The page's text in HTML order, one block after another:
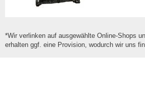
*Wir verlinken auf ausgewählte Online-Shops
erhalten ggf. eine Provision, wodurch wir uns